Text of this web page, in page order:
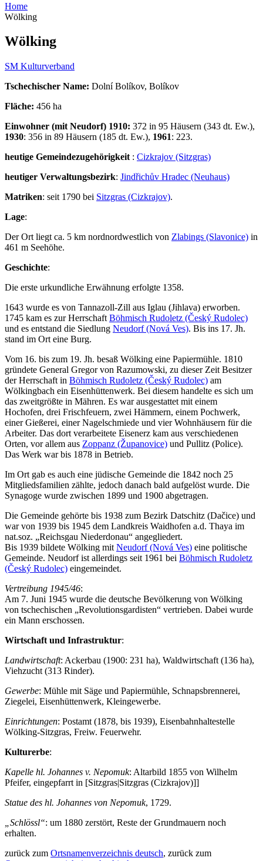
Home
Wölking
Wölking
SM Kulturverband
Tschechischer Name: Dolní Bolíkov, Bolíkov
Fläche: 456 ha
Einwohner (mit Neudorf) 1910: 372 in 95 Häusern (343 dt. Ew.),
1930: 356 in 89 Häusern (185 dt. Ew.), 1961: 223.
heutige Gemeindezugehörigkeit : Cizkrajov (Sitzgras)
heutiger Verwaltungsbezirk: Jindřichův Hradec (Neuhaus)
Matriken: seit 1790 bei Sitzgras (Cizkrajov).
Lage:
Der Ort liegt ca. 5 km nordnordwestlich von Zlabings (Slavonice) in
461 m Seehöhe.
Geschichte:
Die erste urkundliche Erwähnung erfolgte 1358.
1643 wurde es von Tannazoll-Zill aus Iglau (Jihlava) erworben.
1745 kam es zur Herrschaft Böhmisch Rudoletz (Český Rudolec)
und es entstand die Siedlung Neudorf (Nová Ves). Bis ins 17. Jh.
stand im Ort eine Burg.
Vom 16. bis zum 19. Jh. besaß Wölking eine Papiermühle. 1810
gründete General Gregor von Razumowski, zu dieser Zeit Besitzer
der Herrschaft in Böhmisch Rudoletz (Český Rudolec) am
Wölkingbach ein Eisenhüttenwerk. Bei diesem handelte es sich um
das zweitgrößte in Mähren. Es war ausgestattet mit einem
Hochofen, drei Frischfeuern, zwei Hämmern, einem Pochwerk,
einer Gießerei, einer Nagelschmiede und vier Wohnhäusern für die
Arbeiter. Das dort verarbeitete Eisenerz kam aus verschiedenen
Orten, vor allem aus Zoppanz (Županovice) und Pullitz (Police).
Das Werk war bis 1878 in Betrieb.
Im Ort gab es auch eine jüdische Gemeinde die 1842 noch 25
Mitgliedsfamilien zählte, jedoch danach bald aufgelöst wurde. Die
Synagoge wurde zwischen 1899 und 1900 abgetragen.
Die Gemeinde gehörte bis 1938 zum Bezirk Datschitz (Dačice) und
war von 1939 bis 1945 dem Landkreis Waidhofen a.d. Thaya im
nat.soz. „Reichsgau Niederdonau“ angegliedert.
Bis 1939 bildete Wölking mit Neudorf (Nová Ves) eine politische
Gemeinde. Neudorf ist allerdings seit 1961 bei Böhmisch Rudoletz
(Český Rudolec) eingemeindet.
Vertreibung 1945/46:
Am 7. Juni 1945 wurde die deutsche Bevölkerung von Wölking
von tschechischen „Revolutionsgardisten“ vertrieben. Dabei wurde
ein Mann erschossen.
Wirtschaft und Infrastruktur:
Landwirtschaft: Ackerbau (1900: 231 ha), Waldwirtschaft (136 ha),
Viehzucht (313 Rinder).
Gewerbe: Mühle mit Säge und Papiermühle, Schnapsbrennerei,
Ziegelei, Eisenhüttenwerk, Kleingewerbe.
Einrichtungen: Postamt (1878, bis 1939), Eisenbahnhaltestelle
Wölking-Sitzgras, Freiw. Feuerwehr.
Kulturerbe:
Kapelle hl. Johannes v. Nepomuk: Altarbild 1855 von Wilhelm
Pfeifer, eingepfarrt in [Sitzgras|Sitzgras (Cizkrajov)]]
Statue des hl. Johannes von Nepomuk, 1729.
„Schlössl“: um 1880 zerstört, Reste der Grundmauern noch
erhalten.
zurück zum Ortsnamenverzeichnis deutsch, zurück zum